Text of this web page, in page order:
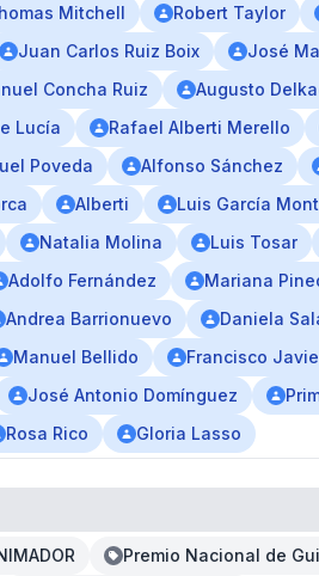
Mitchell Robert Taylor
Juan Carlos Ruiz Boix José
Concha Ruiz Augusto
Lucía Rafael Alberti Merello
Poveda Alfonso Sánchez
Alberti Luis García
Natalia Molina Luis Tosar
Adolfo Fernández Mariana
Andrea Barrionuevo Daniela
Manuel Bellido Francisco
José Antonio Domínguez
Rosa Rico Gloria Lasso
Premio Nacional de